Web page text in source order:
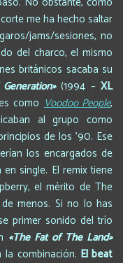
me ha hecho saltar
jams/sesiones, no
del charco, el mismo
británicos sacaba su
(1994 – XL
comoVoodoo People,
al grupo como
de los ’90. Ese
los encargados de
single. El remix tiene
el mérito de The
menos. Si no lo has
primer sonido del trío
«The Fat of The Land»
la combinación. El beat